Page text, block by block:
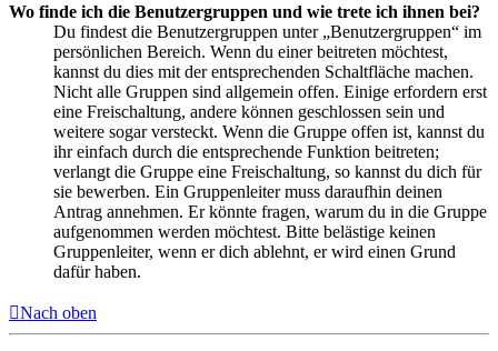
Wo finde ich die Benutzergruppen und wie trete ich ihnen bei?
Du findest die Benutzergruppen unter „Benutzergruppen“ im
persönlichen Bereich. Wenn du einer beitreten möchtest,
kannst du dies mit der entsprechenden Schaltfläche machen.
Nicht alle Gruppen sind allgemein offen. Einige erfordern erst
eine Freischaltung, andere können geschlossen sein und
weitere sogar versteckt. Wenn die Gruppe offen ist, kannst du
ihr einfach durch die entsprechende Funktion beitreten;
verlangt die Gruppe eine Freischaltung, so kannst du dich für
sie bewerben. Ein Gruppenleiter muss daraufhin deinen
Antrag annehmen. Er könnte fragen, warum du in die Gruppe
aufgenommen werden möchtest. Bitte belästige keinen
Gruppenleiter, wenn er dich ablehnt, er wird einen Grund
dafür haben.
Nach oben